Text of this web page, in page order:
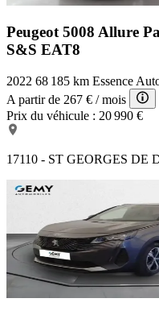
Peugeot 5008 Allure
S&S EAT8
2022 68 185 km Essence
A partir de 267 € / mois
Prix du véhicule : 20 990 €
17110 - ST GEORGES DE